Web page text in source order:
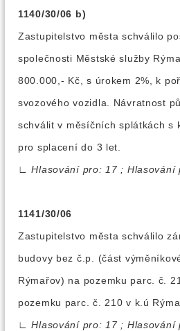
1140/30/06 b)
Zastupitelstvo města schválilo
společnosti Městské služby
800.000,- Kč, s úrokem 2%, k
svozového vozidla. Návratnost
schválit v měsíčních splátkách s
pro splacení do 3 let.
∟
Hlasování pro: 17 ;
1141/30/06
Zastupitelstvo města schválilo
budovy bez č.p. (část
Rýmařov) na pozemku parc. č.
pozemku parc. č. 210 v k.ú
∟
Hlasování pro: 17 ;